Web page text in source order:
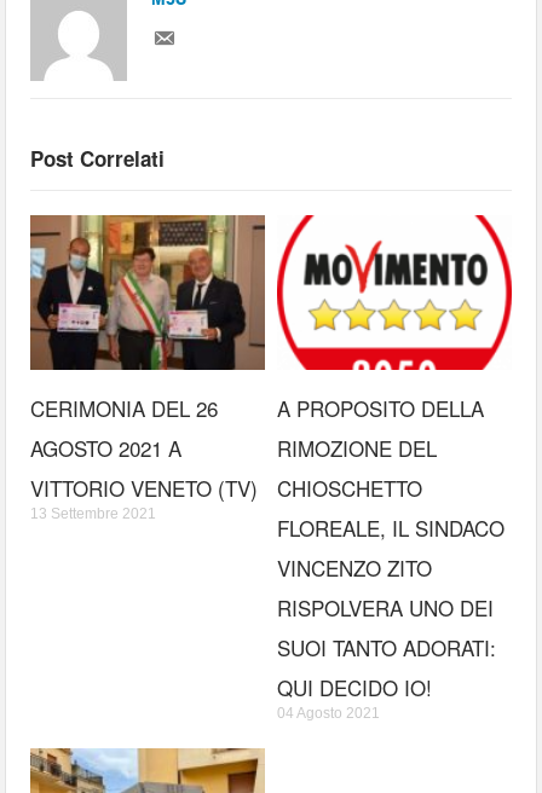
Post Correlati
CERIMONIA DEL 26
AGOSTO 2021 A
VITTORIO VENETO (TV)
13 Settembre 2021
A PROPOSITO DELLA
RIMOZIONE DEL
CHIOSCHETTO
FLOREALE, IL SINDACO
VINCENZO ZITO
RISPOLVERA UNO DEI
SUOI TANTO ADORATI:
QUI DECIDO IO!
04 Agosto 2021